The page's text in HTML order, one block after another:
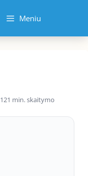
Meniu
121 min. skaitymo